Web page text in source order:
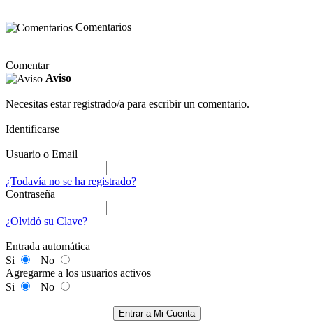
Comentarios
Comentar
Aviso
Necesitas estar registrado/a para escribir un comentario.
Identificarse
Usuario o Email
¿Todavía no se ha registrado?
Contraseña
¿Olvidó su Clave?
Entrada automática
Si
No
Agregarme a los usuarios activos
Si
No
Entrar a Mi Cuenta